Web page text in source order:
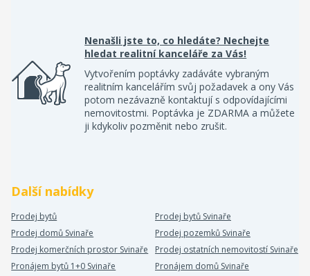
Nenašli jste to, co hledáte? Nechejte
hledat realitní kanceláře za Vás!
Vytvořením poptávky zadáváte vybraným
realitním kancelářím svůj požadavek a ony Vás
potom nezávazně kontaktují s odpovídajícími
nemovitostmi. Poptávka je ZDARMA a můžete
ji kdykoliv pozměnit nebo zrušit.
Další nabídky
Prodej bytů
Prodej bytů Svinaře
Prodej domů Svinaře
Prodej pozemků Svinaře
Prodej komerčních prostor Svinaře
Prodej ostatních nemovitostí Svinaře
Pronájem bytů 1+0 Svinaře
Pronájem domů Svinaře